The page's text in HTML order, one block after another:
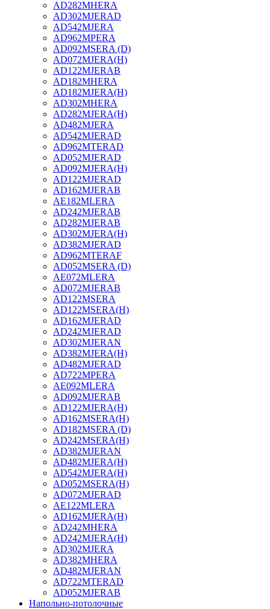
AD282MHERA
AD302MJERAD
AD542MJERA
AD962MPERA
AD092MSERA (D)
AD072MJERA(H)
AD122MJERAB
AD182MHERA
AD182MJERA(H)
AD302MHERA
AD282MJERA(H)
AD482MJERA
AD542MJERAD
AD962MTERAD
AD052MJERAD
AD092MJERA(H)
AD122MJERAD
AD162MJERAB
AE182MLERA
AD242MJERAB
AD282MJERAB
AD302MJERA(H)
AD382MJERAD
AD962MTERAF
AD052MSERA (D)
AE072MLERA
AD072MJERAB
AD122MSERA
AD122MSERA(H)
AD162MJERAD
AD242MJERAD
AD302MJERAN
AD382MJERA(H)
AD482MJERAD
AD722MPERA
AE092MLERA
AD092MJERAB
AD122MJERA(H)
AD162MSERA(H)
AD182MSERA (D)
AD242MSERA(H)
AD382MJERAN
AD482MJERA(H)
AD542MJERA(H)
AD052MSERA(H)
AD072MJERAD
AE122MLERA
AD162MJERA(H)
AD242MHERA
AD242MJERA(H)
AD302MJERA
AD382MHERA
AD482MJERAN
AD722MTERAD
AD052MJERAB
Напольно-потолочные